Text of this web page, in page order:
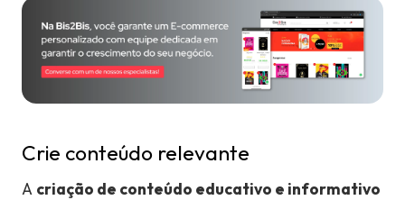
Crie conteúdo relevante
A criação de conteúdo educativo e informativo